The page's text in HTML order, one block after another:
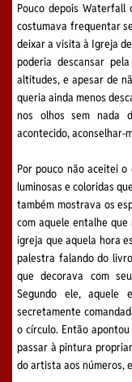
Pouco depois Waterfall
costumava frequentar
deixar a visita à Igreja
poderia descansar
altitudes, e apesar de
queria ainda menos
nos olhos sem nada
acontecido,
Por pouco não aceitei
luminosas e coloridas
também mostrava os
com aquele entalhe que
igreja que aquela hora
palestra falando do livro
que decorava com
Segundo ele,
secretamente
o círculo. Então
passar à pintura
do artista aos números,